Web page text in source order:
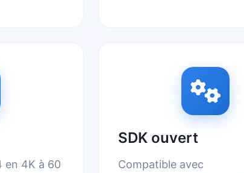
en 4K à 60
SDK ouvert
Compatible avec